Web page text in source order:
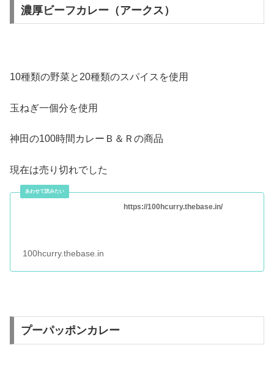
濃厚ビーフカレー（アークス）
10種類の野菜と20種類のスパイスを使用
玉ねぎ一個分を使用
神田の100時間カレーＢ＆Ｒの商品
現在は売り切れでした
https://100hcurry.thebase.in/
100hcurry.thebase.in
プーパッポンカレー